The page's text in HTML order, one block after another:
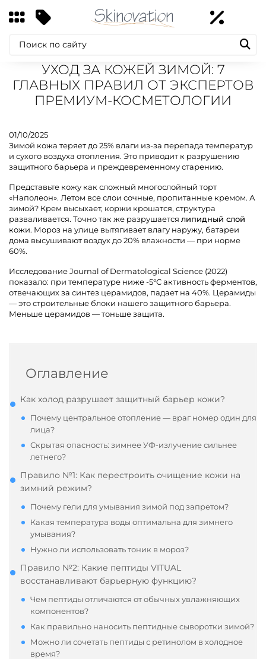
УХОД ЗА КОЖЕЙ ЗИМОЙ: 7
ГЛАВНЫХ ПРАВИЛ ОТ ЭКСПЕРТОВ
ПРЕМИУМ-КОСМЕТОЛОГИИ
01/10/2025
Зимой кожа теряет до 25% влаги из-за перепада температур
и сухого воздуха отопления. Это приводит к разрушению
защитного барьера и преждевременному старению.
Представьте кожу как сложный многослойный торт
«Наполеон». Летом все слои сочные, пропитанные кремом. А
зимой? Крем высыхает, коржи крошатся, структура
разваливается. Точно так же разрушается липидный слой
кожи. Мороз на улице вытягивает влагу наружу, батареи
дома высушивают воздух до 20% влажности — при норме
60%.
Исследование Journal of Dermatological Science (2022)
показало: при температуре ниже -5°C активность ферментов,
отвечающих за синтез церамидов, падает на 40%. Церамиды
— это строительные блоки нашего защитного барьера.
Меньше церамидов — тоньше защита.
Оглавление
Как холод разрушает защитный барьер кожи?
Почему центральное отопление — враг номер один для
лица?
Скрытая опасность: зимнее УФ-излучение сильнее
летнего?
Правило №1: Как перестроить очищение кожи на
зимний режим?
Почему гели для умывания зимой под запретом?
Какая температура воды оптимальна для зимнего
умывания?
Нужно ли использовать тоник в мороз?
Правило №2: Какие пептиды VITUAL
восстанавливают барьерную функцию?
Чем пептиды отличаются от обычных увлажняющих
компонентов?
Как правильно наносить пептидные сыворотки зимой?
Можно ли сочетать пептиды с ретинолом в холодное
время?